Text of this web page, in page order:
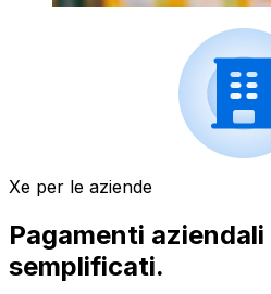
Xe per le aziende
Pagamenti
semplificati.